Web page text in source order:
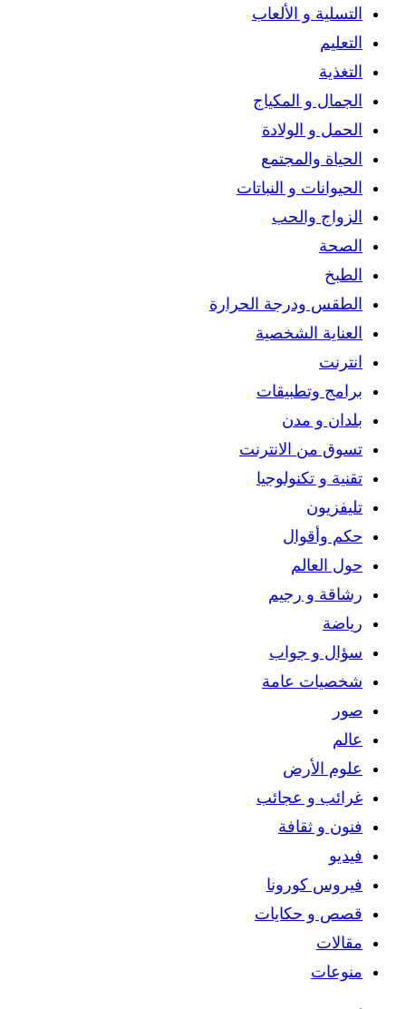
التسلية و الألعاب
التعليم
التغذية
الجمال و المكياج
الحمل و الولادة
الحياة والمجتمع
الحيوانات و النباتات
الزواج والحب
الصحة
الطبخ
الطقس ودرجة الحرارة
العناية الشخصية
انترنت
برامج وتطبيقات
بلدان و مدن
تسوق من الانترنت
تقنية و تكنولوجيا
تليفزيون
حكم وأقوال
حول العالم
رشاقة و رجيم
رياضة
سؤال و جواب
شخصيات عامة
صور
عالم
علوم الأرض
غرائب و عجائب
فنون و ثقافة
فيديو
فيروس كورونا
قصص و حكايات
مقالات
منوعات